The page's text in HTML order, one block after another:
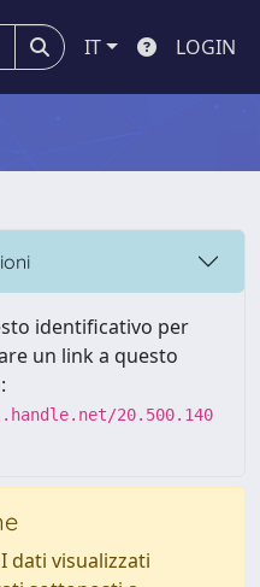
IT LOGIN
identificativo per
un link a questo
20.500.140
dati visualizzati